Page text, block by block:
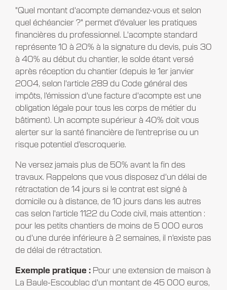
"Quel montant d'acompte demandez-vous et selon
quel échéancier ?" permet d'évaluer les pratiques
financières du professionnel. L'acompte standard
représente 10 à 20% à la signature du devis, puis 30
à 40% au début du chantier, le solde étant versé
après réception du chantier (depuis le 1er janvier
2004, selon l'article 289 du Code général des
impôts, l'émission d'une facture d'acompte est une
obligation légale pour tous les corps de métier du
bâtiment). Un acompte supérieur à 40% doit vous
alerter sur la santé financière de l'entreprise ou un
risque potentiel d'escroquerie.
Ne versez jamais plus de 50% avant la fin des
travaux. Rappelons que vous disposez d'un délai de
rétractation de 14 jours si le contrat est signé à
domicile ou à distance, de 10 jours dans les autres
cas selon l'article 1122 du Code civil, mais attention :
pour les petits chantiers de moins de 5 000 euros
ou d'une durée inférieure à 2 semaines, il n'existe pas
de délai de rétractation.
Exemple pratique :Pour une extension de maison à
La Baule-Escoublac d'un montant de 45 000 euros,